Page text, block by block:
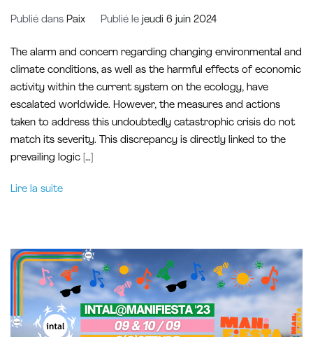
Publié dans Paix Publié le jeudi 6 juin 2024
The alarm and concern regarding changing environmental and
climate conditions, as well as the harmful effects of economic
activity within the current system on the ecology, have
escalated worldwide. However, the measures and actions
taken to address this undoubtedly catastrophic crisis do not
match its severity. This discrepancy is directly linked to the
prevailing logic […]
Lire la suite